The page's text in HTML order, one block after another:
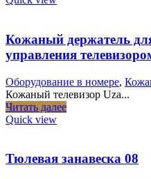
Кожаный держатель
управления
Оборудование в номере,
Кожаный телевизор Uza...
Читать далее
Quick view
Тюлевая занавеска 08